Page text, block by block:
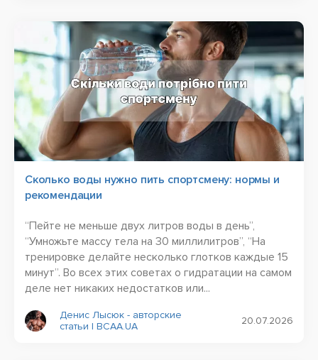
Сколько воды нужно пить спортсмену: нормы и
рекомендации
“Пейте не меньше двух литров воды в день”,
“Умножьте массу тела на 30 миллилитров”, “На
тренировке делайте несколько глотков каждые 15
минут”. Во всех этих советах о гидратации на самом
деле нет никаких недостатков или...
Денис Лысюк - авторские
статьи | BCAA.UA
20.07.2026